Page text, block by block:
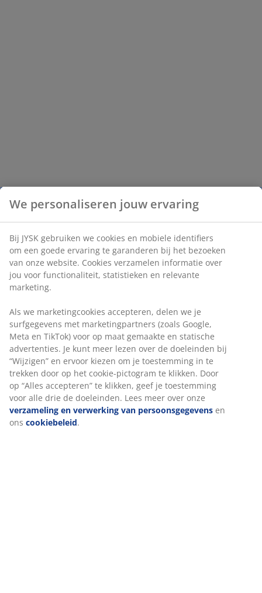
We personaliseren jouw ervaring
Bij JYSK gebruiken we cookies en mobiele identifiers
om een goede ervaring te garanderen bij het bezoeken
van onze website. Cookies verzamelen informatie over
jou voor functionaliteit, statistieken en relevante
marketing.
Als we marketingcookies accepteren, delen we je
surfgegevens met marketingpartners (zoals Google,
Meta en TikTok) voor op maat gemaakte en statische
advertenties. Je kunt meer lezen over de doeleinden bij
“Wijzigen” en ervoor kiezen om je toestemming in te
trekken door op het cookie-pictogram te klikken. Door
op “Alles accepteren” te klikken, geef je toestemming
voor alle drie de doeleinden. Lees meer over onze
verzameling en verwerking van persoonsgegevens en
ons cookiebeleid.